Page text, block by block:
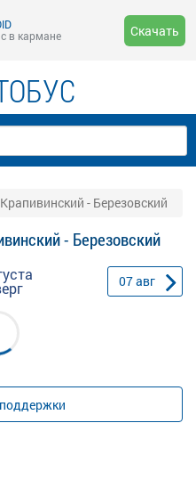
в кармане
Скачать
- Березовский
- Березовский
07авг